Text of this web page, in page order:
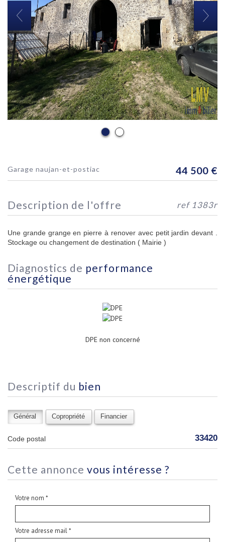
garage naujan-et-postiac 44 500 €
description de l'offre ref 1383r
Une grande grange en pierre à renover avec petit jardin devant .
Stockage ou changement de destination ( Mairie )
diagnostics de performance
énergétique
DPE non concerné
descriptif du bien
Général Copropriété Financier
Code postal 33420
cette annonce vous intéresse ?
Votre nom *
Votre adresse mail *